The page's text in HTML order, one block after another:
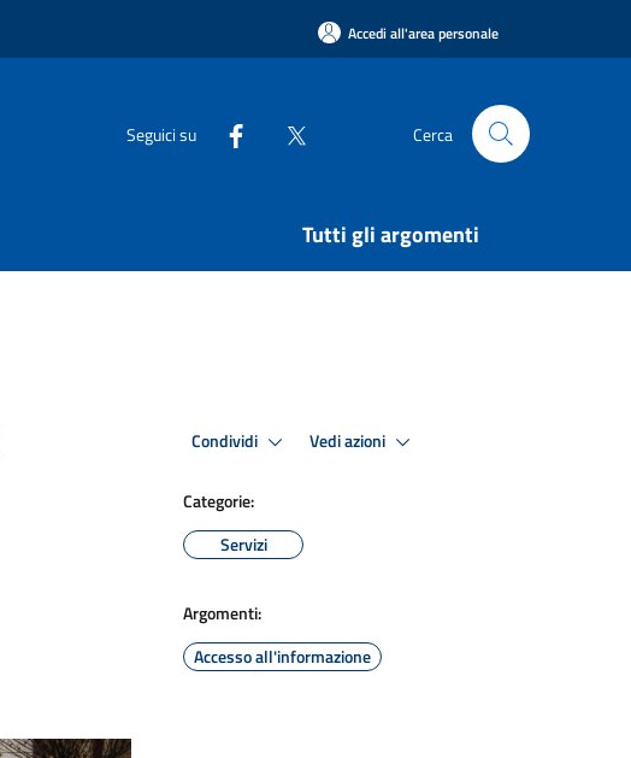
Accedi all'area personale
Seguici su Cerca
Tutti gli argomenti
Condividi Vedi azioni
Categorie:
Servizi
Argomenti:
Accesso all'informazione